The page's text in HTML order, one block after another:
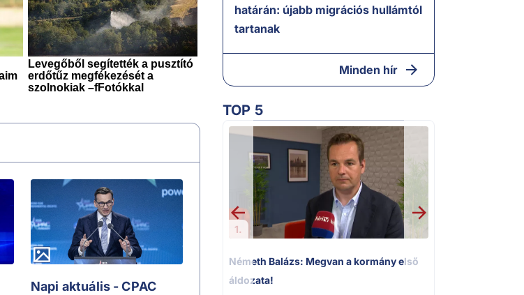
Napi aktuális - CPAC
határán: újabb migrációs hullámtól
tartanak
Minden hír
TOP 5
1.
Németh Balázs: Megvan a kormány első
áldozata!